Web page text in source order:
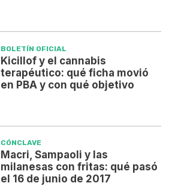
BOLETÍN OFICIAL
Kicillof y el cannabis
terapéutico: qué ficha movió
en PBA y con qué objetivo
CÓNCLAVE
Macri, Sampaoli y las
milanesas con fritas: qué pasó
el 16 de junio de 2017